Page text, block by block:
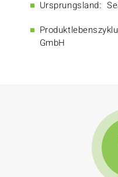
Ursprungsland:
GmbH